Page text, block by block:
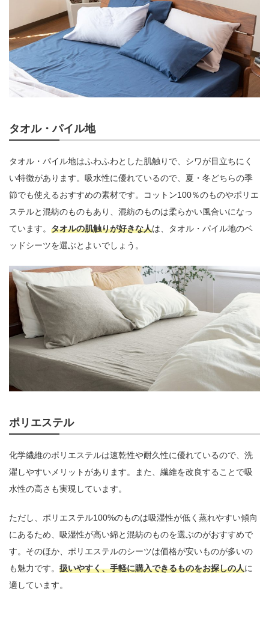
タオル・パイル地
タオル・パイル地はふわふわとした肌触りで、シワが目立ちにく
い特徴があります。吸水性に優れているので、夏・冬どちらの季
節でも使えるおすすめの素材です。コットン100％のものやポリエ
ステルと混紡のものもあり、混紡のものは柔らかい風合いになっ
ています。 タオルの肌触りが好きな人は、タオル・パイル地のベ
ッドシーツを選ぶとよいでしょう。
ポリエステル
化学繊維のポリエステルは速乾性や耐久性に優れているので、洗
濯しやすいメリットがあります。また、繊維を改良することで吸
水性の高さも実現しています。
ただし、ポリエステル100%のものは吸湿性が低く蒸れやすい傾向
にあるため、吸湿性が高い綿と混紡のものを選ぶのがおすすめで
す。そのほか、ポリエステルのシーツは価格が安いものが多いの
も魅力です。 扱いやすく、手軽に購入できるものをお探しの人に
適しています。